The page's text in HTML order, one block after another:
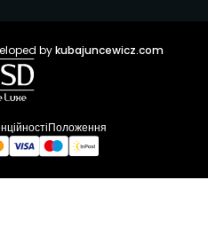
bykubajuncewicz.com
Положення